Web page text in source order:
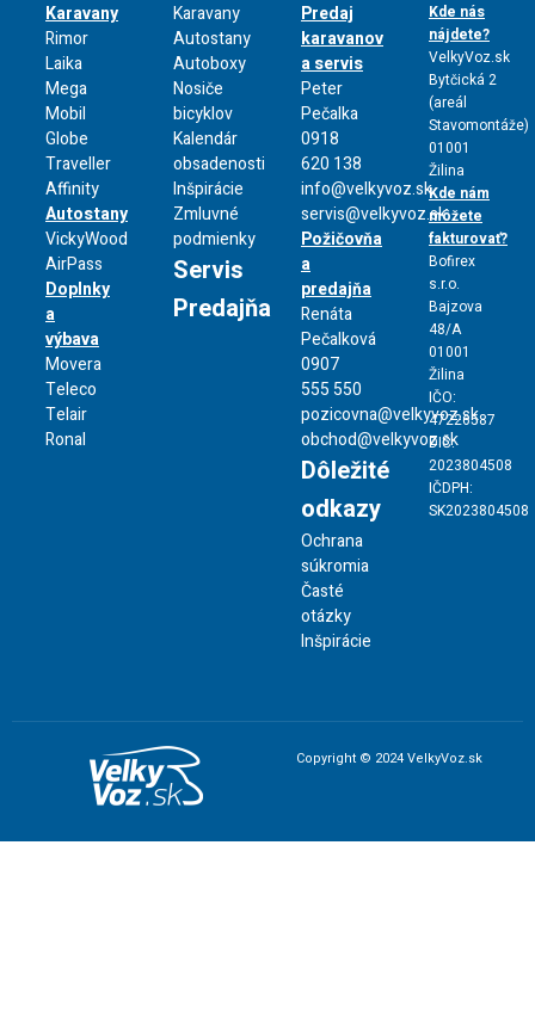
Karavany
Rimor
Laika
Mega
Mobil
Globe
Traveller
Affinity
Autostany
VickyWood
AirPass
Doplnky
a
výbava
Movera
Teleco
Telair
Ronal
Karavany
Autostany
Autoboxy
Nosiče
bicyklov
Kalendár
obsadenosti
Inšpirácie
Zmluvné
podmienky
Servis
Predajňa
Predaj
karavanov
a servis
Peter
Pečalka
0918
620 138
info@velkyvoz.sk
servis@velkyvoz.sk
Požičovňa
a
predajňa
Renáta
Pečalková
0907
555 550
pozicovna@velkyvoz.sk
obchod@velkyvoz.sk
Dôležité
odkazy
Ochrana
súkromia
Časté
otázky
Inšpirácie
Kde nás
nájdete?
VelkyVoz.sk
Bytčická 2
(areál
Stavomontáže)
01001
Žilina
Kde nám
môžete
fakturovať?
Bofirex
s.r.o.
Bajzova
48/A
01001
Žilina
IČO:
47226587
DIČ:
2023804508
IČDPH:
SK2023804508
Copyright © 2024 VelkyVoz.sk